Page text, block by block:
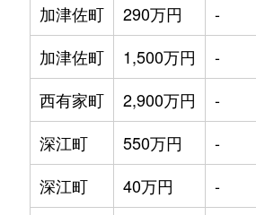
加津佐町
290万円 -
加津佐町
1,500万円 -
西有家町
2,900万円 -
深江町
550万円 -
深江町
40万円 -